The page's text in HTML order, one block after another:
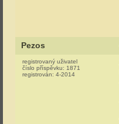
Pezos
registrovaný uživatel
číslo příspěvku: 1871
registrován: 4-2014